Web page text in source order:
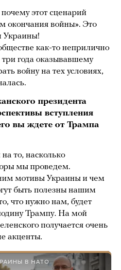
этот сценарий
окончания войны». Это
Украины!
как-то неприлично
три года оказывавшему
войну на тех условиях,
президента
вступления
вы ждете от Трампа
то, насколько
мы проведем.
мотивы Украины и чем
быть полезны нашим
что нужно нам, будет
Трампу. На мой
получается очень
акценты.
В НАТО